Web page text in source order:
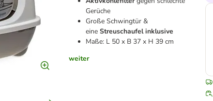
Gerüche
Große Schwingtür &
eineStreuschaufel inklusive
Maße: L 50 x B 37 x H 39 cm
weiter